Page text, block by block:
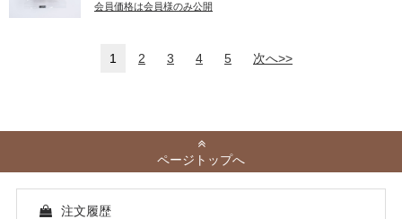
会員価格は会員様のみ公開
1 2 3 4 5 次へ>>
ページトップへ
注文履歴